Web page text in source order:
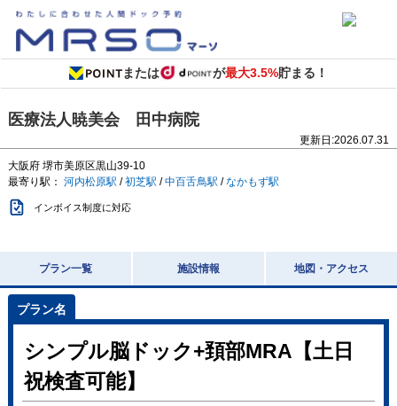
または が最大3.5%貯まる！
医療法人暁美会 田中病院
更新日:2026.07.31
大阪府 堺市美原区黒山39-10
最寄り駅： 河内松原駅 /初芝駅 /中百舌鳥駅 /なかもず駅
インボイス制度に対応
プラン一覧 施設情報 地図・アクセス
シンプル脳ドック+頚部MRA【土日
祝検査可能】